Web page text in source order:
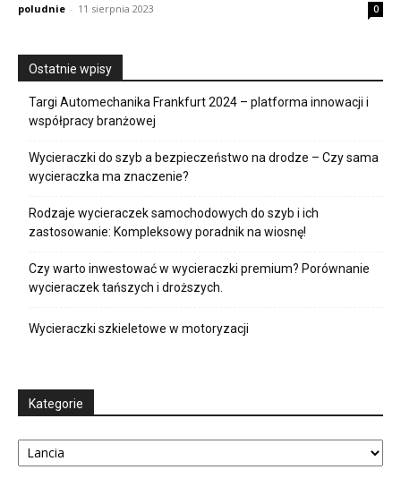
poludnie - 11 sierpnia 2023 0
Ostatnie wpisy
Targi Automechanika Frankfurt 2024 – platforma innowacji i
współpracy branżowej
Wycieraczki do szyb a bezpieczeństwo na drodze – Czy sama
wycieraczka ma znaczenie?
Rodzaje wycieraczek samochodowych do szyb i ich
zastosowanie: Kompleksowy poradnik na wiosnę!
Czy warto inwestować w wycieraczki premium? Porównanie
wycieraczek tańszych i droższych.
Wycieraczki szkieletowe w motoryzacji
Kategorie
Kategorie